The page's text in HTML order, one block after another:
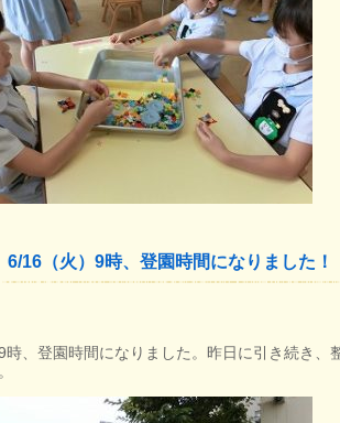
6/16（火）9時、登園時間になりました！
、登園時間になりました。昨日に引き続き、